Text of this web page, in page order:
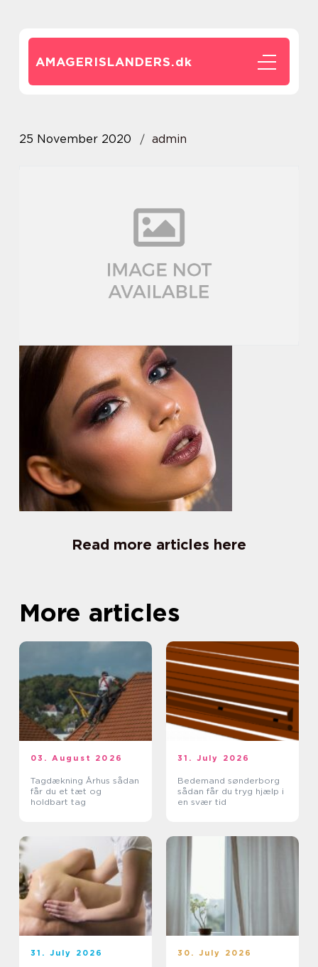
AMAGERISLANDERS.dk
25 November 2020 admin
Read more articles here
More articles
03. August 2026
Tagdækning Århus sådan
får du et tæt og
holdbart tag
31. July 2026
Bedemand sønderborg
sådan får du tryg hjælp i
en svær tid
31. July 2026 30. July 2026